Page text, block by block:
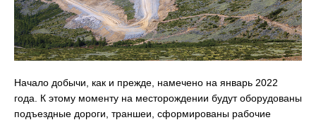
Начало добычи, как и прежде, намечено на январь 2022
года. К этому моменту на месторождении будут оборудованы
подъездные дороги, траншеи, сформированы рабочие